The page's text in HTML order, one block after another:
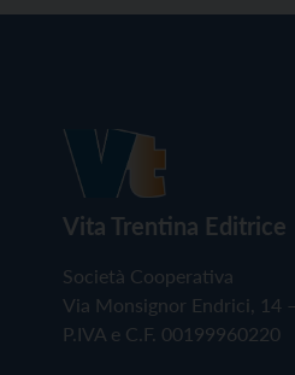
Vita Trentina Editrice
Società Cooperativa
Via Monsignor Endrici, 14
P.IVA e C.F. 00199960220